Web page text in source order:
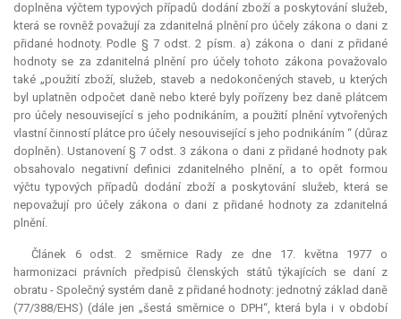
doplněna výčtem typových případů dodání zboží a poskytování služeb,
která se rovněž považují za zdanitelná plnění pro účely zákona o dani z
přidané hodnoty. Podle § 7 odst. 2 písm. a) zákona o dani z přidané
hodnoty se za zdanitelná plnění pro účely tohoto zákona považovalo
také „použití zboží, služeb, staveb a nedokončených staveb, u kterých
byl uplatněn odpočet daně nebo které byly pořízeny bez daně plátcem
pro účely nesouvisející s jeho podnikáním, a použití plnění vytvořených
vlastní činností plátce pro účely nesouvisející s jeho podnikáním “ (důraz
doplněn). Ustanovení § 7 odst. 3 zákona o dani z přidané hodnoty pak
obsahovalo negativní definici zdanitelného plnění, a to opět formou
výčtu typových případů dodání zboží a poskytování služeb, která se
nepovažují pro účely zákona o dani z přidané hodnoty za zdanitelná
plnění.
Článek 6 odst. 2 směrnice Rady ze dne 17. května 1977 o
harmonizaci právních předpisů členských států týkajících se daní z
obratu - Společný systém daně z přidané hodnoty: jednotný základ daně
(77/388/EHS) (dále jen „šestá směrnice o DPH“, která byla i v období